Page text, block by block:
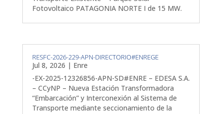
Fotovoltaico PATAGONIA NORTE I de 15 MW.
RESFC-2026-229-APN-DIRECTORIO#ENREGE
Jul 8, 2026 | Enre
-EX-2025-12326856-APN-SD#ENRE – EDESA S.A.
– CCyNP – Nueva Estación Transformadora
“Embarcación” y Interconexión al Sistema de
Transporte mediante seccionamiento de la